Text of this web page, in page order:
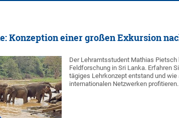
Konzeption einer großen Exkursion
Der Lehramtsstudent Mathias Pietsch
Feldforschung in Sri Lanka. Erfahren
tägiges Lehrkonzept entstand und
internationalen Netzwerken profitieren.